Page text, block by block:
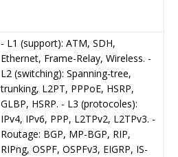
- L1 (support): ATM, SDH,
Ethernet, Frame-Relay, Wireless. -
L2 (switching): Spanning-tree,
trunking, L2PT, PPPoE, HSRP,
GLBP, HSRP. - L3 (protocoles):
IPv4, IPv6, PPP, L2TPv2, L2TPv3. -
Routage: BGP, MP-BGP, RIP,
RIPng, OSPF, OSPFv3, EIGRP, IS-